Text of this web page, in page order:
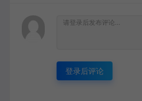
登录后评论